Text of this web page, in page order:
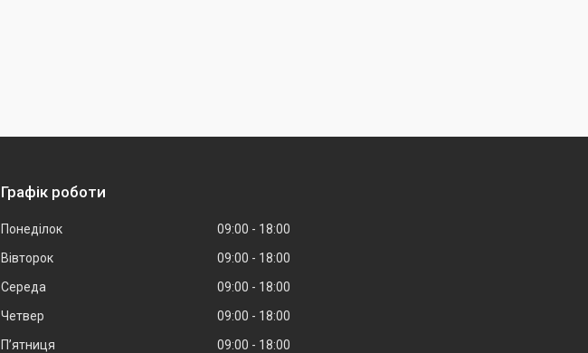
Графік роботи
Понеділок 09:00
18:00
Вівторок
09:00
18:00
Середа
09:00
18:00
Четвер
09:00
18:00
Пʼятниця
09:00
18:00